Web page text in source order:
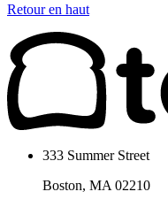
Retour en haut
333 Summer Street
Boston, MA 02210